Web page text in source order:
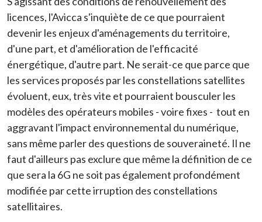
licences, l'Avicca s'inquiète de ce que pourraient
devenir les enjeux d'aménagements du territoire,
d'une part, et d'amélioration de l'efficacité
énergétique, d'autre part. Ne serait-ce que parce que
les services proposés par les constellations satellites
évoluent, eux, très vite et pourraient bousculer les
modèles des opérateurs mobiles - voire fixes - tout en
aggravant l'impact environnemental du numérique,
sans même parler des questions de souveraineté. Il ne
faut d'ailleurs pas exclure que même la définition de ce
que sera la 6G ne soit pas également profondément
modifiée par cette irruption des constellations
satellitaires.